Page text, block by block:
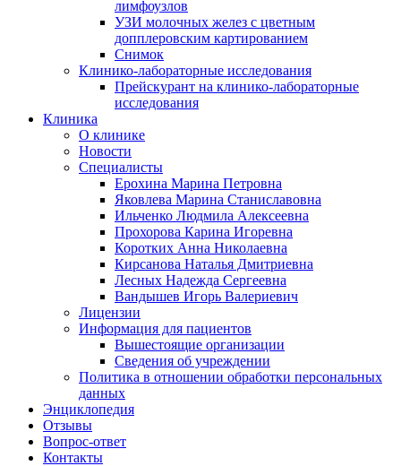
лимфоузлов
УЗИ молочных желез с цветным
допплеровским картированием
Снимок
Клинико-лабораторные исследования
Прейскурант на клинико-лабораторные
исследования
Клиника
О клинике
Новости
Специалисты
Ерохина Марина Петровна
Яковлева Марина Станиславовна
Ильченко Людмила Алексеевна
Прохорова Карина Игоревна
Коротких Анна Николаевна
Кирсанова Наталья Дмитриевна
Лесных Надежда Сергеевна
Вандышев Игорь Валериевич
Лицензии
Информация для пациентов
Вышестоящие организации
Сведения об учреждении
Политика в отношении обработки персональных
данных
Энциклопедия
Отзывы
Вопрос-ответ
Контакты